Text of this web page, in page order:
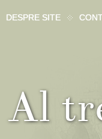
DESPRE SITE
Al